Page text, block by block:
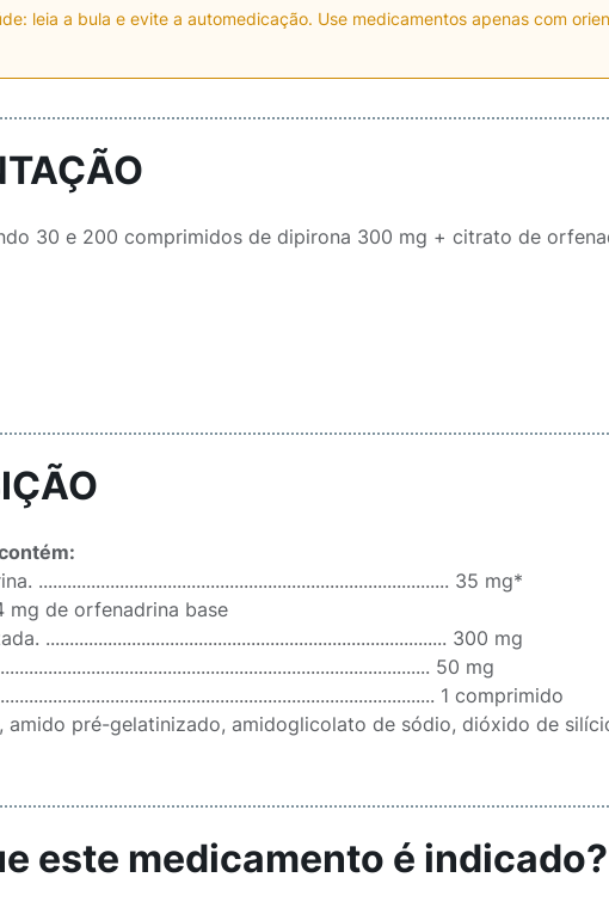
leia a bula e evite a automedicação. Use medicamentos apenas com
30 e 200 comprimidos de dipirona 300 mg + citrato de
...................................................................................... 35 mg*
mg de orfenadrina base
.................................................................................... 300 mg
50 mg
1 comprimido
amido pré-gelatinizado, amidoglicolato de sódio, dióxido de
este medicamento é indicado?